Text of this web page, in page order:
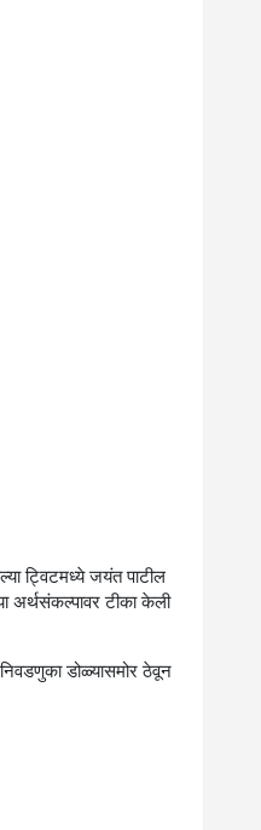
ट्विटमध्ये जयंत पाटील
अर्थसंकल्पावर टीका केली
डोळ्यासमोर ठेवून